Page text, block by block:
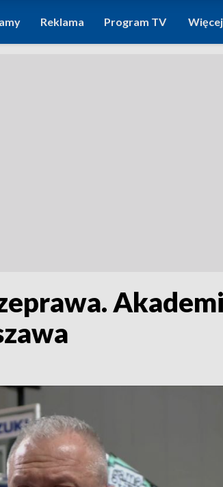
Reklama Program TV Więcej